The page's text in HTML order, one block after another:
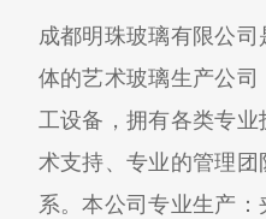
成都明珠玻璃有限公
体的艺术玻璃生产公
工设备，拥有各类专
术支持、专业的管理
系。本公司专业生产